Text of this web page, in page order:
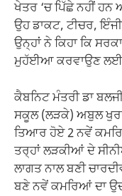
ਖੇਤਰ ‘ਚ ਪਿੱਛੇ ਨਹੀਂ ਹਨ
ਉਹ ਡਾਕਟ, ਟੀਚਰ,
ਉਨ੍ਹਾਂ ਨੇ ਕਿਹਾ ਕਿ
ਮੁਹੱਈਆ ਕਰਵਾਉਣ ਲਈ
ਕੈਬਨਿਟ ਮੰਤਰੀ ਡਾ
ਸਕੂਲ (ਲੜਕੇ) ਅਬੁਲ
ਤਿਆਰ ਹੋਏ 2 ਨਵੇਂ
ਤਰ੍ਹਾਂ ਲੜਕੀਆਂ ਦੇ
ਲਾਗਤ ਨਾਲ ਬਣੀ
ਬਣੇ ਨਵੇਂ ਕਮਰਿਆਂ ਦਾ